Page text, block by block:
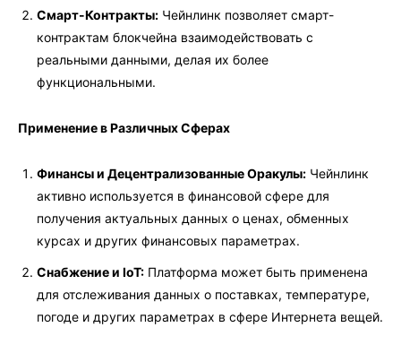
Смарт-Контракты: Чейнлинк позволяет смарт-
контрактам блокчейна взаимодействовать с
реальными данными, делая их более
функциональными.
Применение в Различных Сферах
Финансы и Децентрализованные Оракулы: Чейнлинк
активно используется в финансовой сфере для
получения актуальных данных о ценах, обменных
курсах и других финансовых параметрах.
Снабжение и IoT: Платформа может быть применена
для отслеживания данных о поставках, температуре,
погоде и других параметрах в сфере Интернета вещей.